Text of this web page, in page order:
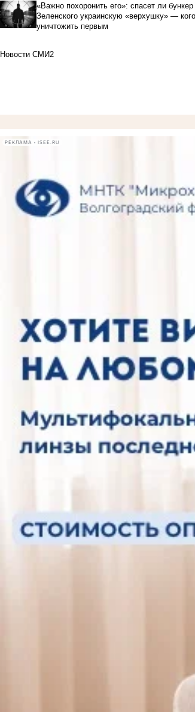
«Важно похоронить его»: спасет ли бункер
Зеленского украинскую «верхушку» —
уничтожить первым
Новости СМИ2
РЕКЛАМА • ISEE.RU